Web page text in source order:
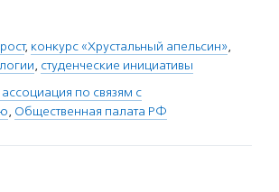
, конкурс «Хрустальный апельсин»,
, студенческие инициативы
по связям с
, Общественная палата РФ